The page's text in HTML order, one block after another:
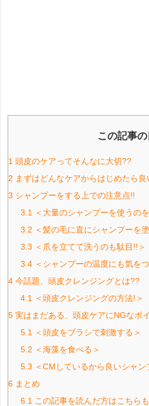
この記事
1 頭皮のケアってそんなに大切??
2 まずはどんなケアからはじめたら
3 シャンプーをする上での注意点!!
3.1
＜大量のシャンプーを使うの
3.2 ＜髪の毛に直にシャンプーを
3.3 ＜爪を立てて洗うのも駄目!!＞
3.4 ＜シャンプーの温度にも気を
4 今話題、頭皮クレンジングとは??
4.1
＜頭皮クレンジングの方法!＞
5 実はまだある、頭皮ケアにNGなポ
5.1
＜頭皮をブラシで刺激する＞
5.2 ＜海藻を食べる＞
5.3 ＜CMしているから良いシャン
6 まとめ
6.1 この記事を読んだ方はこちら